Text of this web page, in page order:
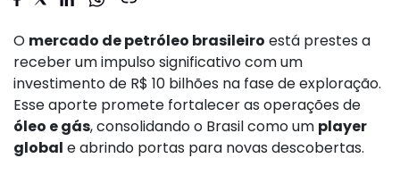
O mercado de petróleo brasileiro está prestes a
receber um impulso significativo com um
investimento de R$ 10 bilhões na fase de exploração.
Esse aporte promete fortalecer as operações de
óleo e gás, consolidando o Brasil como um player
global e abrindo portas para novas descobertas.